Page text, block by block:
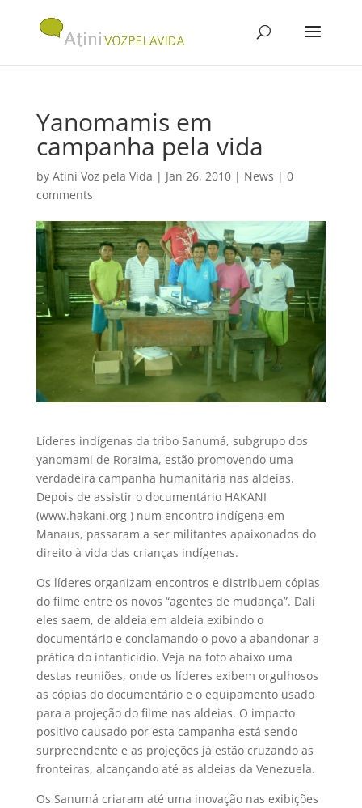
Yanomamis em
campanha pela vida
by Atini Voz pela Vida | Jan 26, 2010| News | 0
comments
Líderes indígenas da tribo Sanumá, subgrupo dos
yanomami de Roraima, estão promovendo uma
verdadeira campanha humanitária nas aldeias.
Depois de assistir o documentário HAKANI
(www.hakani.org ) num encontro indígena em
Manaus, passaram a ser militantes apaixonados do
direito à vida das crianças indígenas.
Os líderes organizam encontros e distribuem cópias
do filme entre os novos “agentes de mudança”. Dali
eles saem, de aldeia em aldeia exibindo o
documentário e conclamando o povo a abandonar a
prática do infanticídio. Veja na foto abaixo uma
destas reuniões, onde os líderes exibem orgulhosos
as cópias do documentário e o equipamento usado
para a projeção do filme nas aldeias. O impacto
positivo causado por esta campanha está sendo
surpreendente e as projeções já estão cruzando as
fronteiras, alcançando até as aldeias da Venezuela.
Os Sanumá criaram até uma inovação nas exibições